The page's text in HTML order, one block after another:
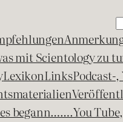
mit Scientology zu
LexikonLinksPodcast-
begann…….You